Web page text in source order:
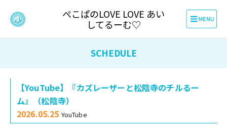
ぺこぱのLOVE LOVE あい
してるーむ♡
SCHEDULE
【YouTube】『カズレーザーと松陰寺のチルるー
ム』（松陰寺）
2026.05.25 YouTube